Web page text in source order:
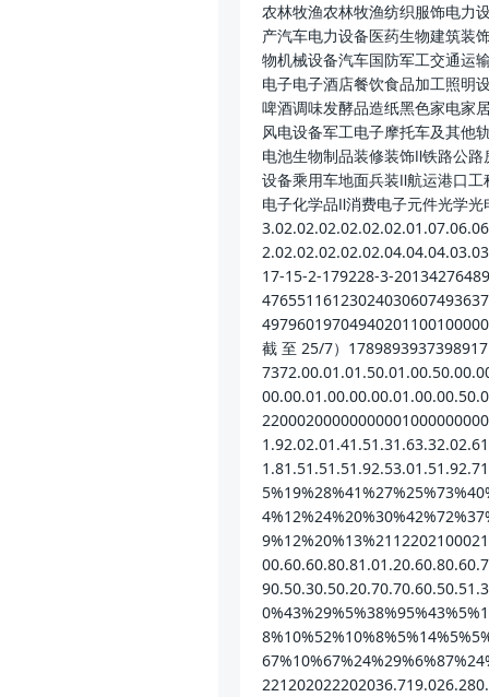
农林牧渔农林牧渔纺织服饰电力
产汽车电力设备医药生物建筑装
物机械设备汽车国防军工交通运
电子电子酒店餐饮食品加工照明
啤酒调味发酵品造纸黑色家电家
风电设备军工电子摩托车及其他
电池生物制品装修装饰Ⅱ铁路公
设备乘用车地面兵装Ⅱ航运港口
电子化学品Ⅱ消费电子元件光学
17-15-2-179228-3-
截 至 25/7）